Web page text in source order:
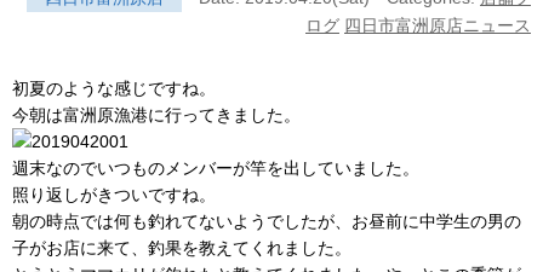
ログ 四日市富洲原店ニュース
初夏のような感じですね。
今朝は富洲原漁港に行ってきました。
週末なのでいつものメンバーが竿を出していました。
照り返しがきついですね。
朝の時点では何も釣れてないようでしたが、お昼前に中学生の男の
子がお店に来て、釣果を教えてくれました。